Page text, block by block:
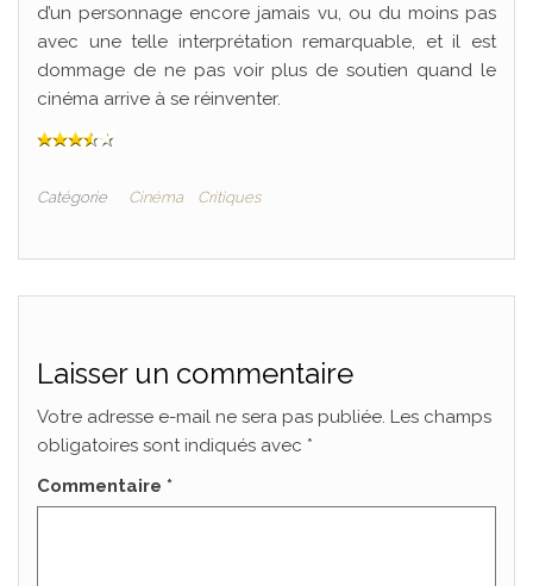
d’un personnage encore jamais vu, ou du moins pas
avec une telle interprétation remarquable, et il est
dommage de ne pas voir plus de soutien quand le
cinéma arrive à se réinventer.
Catégorie Cinéma Critiques
Laisser un commentaire
Votre adresse e-mail ne sera pas publiée. Les champs
obligatoires sont indiqués avec *
Commentaire *